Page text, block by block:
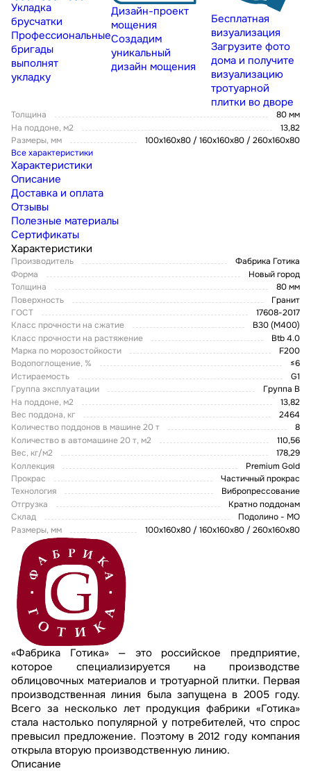
Укладка
брусчатки
Профессиональные
бригады
выполнят
укладку
Дизайн-проект
мощения
Создадим
уникальный
дизайн мощения
Бесплатная
визуализация
Загрузите фото
дома и получите
визуализацию
тротуарной
плитки во дворе
Толщина
80 мм
На поддоне, м2
13,82
Размеры, мм
100x160x80 / 160х160х80 / 260х160х80
Все характеристики
Характеристики
Описание
Доставка и оплата
Отзывы
Полезные материалы
Сертификаты
Характеристики
Производитель
Фабрика Готика
Форма
Новый город
Толщина
80 мм
Поверхность
Гранит
ГОСТ
17608-2017
Класс прочности на сжатие
В30 (М400)
Класс прочности на растяжение
Btb 4.0
Марка по морозостойкости
F200
Водопоглощение, %
≤6
Истираемость
G1
Группа эксплуатации
Группа В
На поддоне, м2
13,82
Вес поддона, кг
2464
Количество поддонов в машине 20 т
8
Количество в автомашине 20 т, м2
110,56
Вес, кг/м2
178,29
Коллекция
Premium Gold
Прокрас
Частичный прокрас
Технология
Вибропрессование
Отгрузка
Кратно поддонам
Склад
Подолино - МО
Размеры, мм
100x160x80 / 160х160х80 / 260х160х80
«Фабрика Готика» — это российское предприятие,
которое специализируется на производстве
облицовочных материалов и тротуарной плитки. Первая
производственная линия была запущена в 2005 году.
Всего за несколько лет продукция фабрики «Готика»
стала настолько популярной у потребителей, что спрос
превысил предложение. Поэтому в 2012 году компания
открыла вторую производственную линию.
Описание